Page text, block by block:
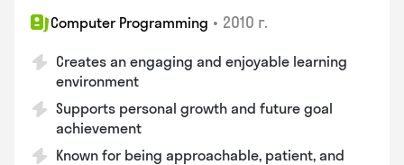
Computer Programming • 2010 г.
Creates an engaging and enjoyable learning
environment
Supports personal growth and future goal
achievement
Known for being approachable, patient, and